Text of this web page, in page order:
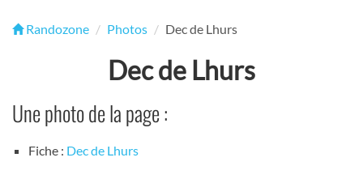
Randozone Photos Dec de Lhurs
Dec de Lhurs
Une photo de la page :
Fiche : Dec de Lhurs